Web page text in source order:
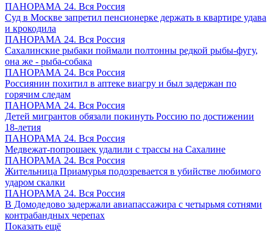
ПАНОРАМА 24. Вся Россия
Суд в Москве запретил пенсионерке держать в квартире удава
и крокодила
ПАНОРАМА 24. Вся Россия
Сахалинские рыбаки поймали полтонны редкой рыбы-фугу,
она же - рыба-собака
ПАНОРАМА 24. Вся Россия
Россиянин похитил в аптеке виагру и был задержан по
горячим следам
ПАНОРАМА 24. Вся Россия
Детей мигрантов обязали покинуть Россию по достижении
18-летия
ПАНОРАМА 24. Вся Россия
Медвежат-попрошаек удалили с трассы на Сахалине
ПАНОРАМА 24. Вся Россия
Жительница Приамурья подозревается в убийстве любимого
ударом скалки
ПАНОРАМА 24. Вся Россия
В Домодедово задержали авиапассажира с четырьмя сотнями
контрабандных черепах
Показать ещё